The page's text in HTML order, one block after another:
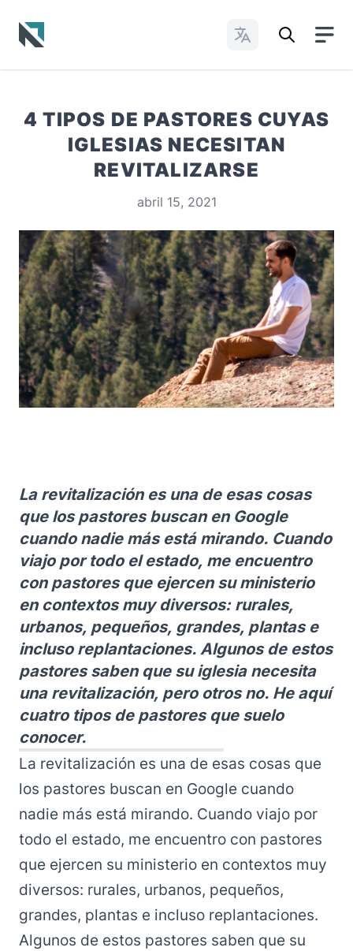
Cambiar idioma
4 TIPOS DE PASTORES CUYAS
IGLESIAS NECESITAN
REVITALIZARSE
abril 15, 2021
La revitalización es una de esas cosas
que los pastores buscan en Google
cuando nadie más está mirando. Cuando
viajo por todo el estado, me encuentro
con pastores que ejercen su ministerio
en contextos muy diversos: rurales,
urbanos, pequeños, grandes, plantas e
incluso replantaciones. Algunos de estos
pastores saben que su iglesia necesita
una revitalización, pero otros no. He aquí
cuatro tipos de pastores que suelo
conocer.
La revitalización es una de esas cosas que
los pastores buscan en Google cuando
nadie más está mirando. Cuando viajo por
todo el estado, me encuentro con pastores
que ejercen su ministerio en contextos muy
diversos: rurales, urbanos, pequeños,
grandes, plantas e incluso replantaciones.
Algunos de estos pastores saben que su